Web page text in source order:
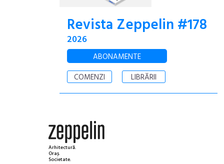
Revista Zeppelin #178
2026
ABONAMENTE
COMENZI
LIBRĂRII
Arhitectură.
Oraș.
Societate.